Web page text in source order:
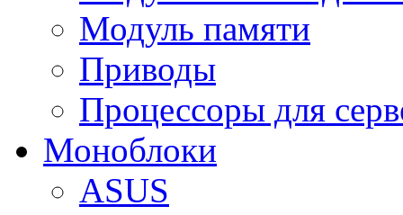
Модуль памяти
Приводы
Процессоры для
Моноблоки
ASUS